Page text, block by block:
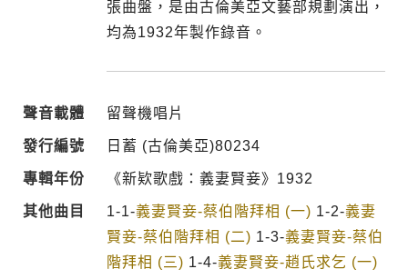
張曲盤，是由古倫美亞文藝部規劃演出，
均為1932年製作錄音。
聲音載體 留聲機唱片
發行編號 日蓄 (古倫美亞)80234
專輯年份 《新欵歌戲：義妻賢妾》1932
其他曲目 1-1-義妻賢妾-蔡伯階拜相 (一) 1-2-義妻
賢妾-蔡伯階拜相 (二) 1-3-義妻賢妾-蔡伯
階拜相 (三) 1-4-義妻賢妾-趙氏求乞 (一)